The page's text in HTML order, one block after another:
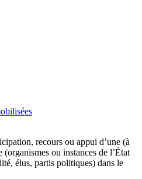
recours ou appui d’une (à
ou instances de l’État
élus, partis politiques) dans le